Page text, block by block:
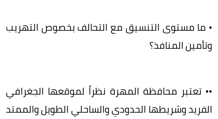
​• ما مستوى التنسيق مع التحالف بخصوص التهريب
وتأمين المنافذ؟
•• ​تعتبر محافظة المهرة نظراً لموقعها الجغرافي
الفريد وشريطها الحدودي والساحلي الطويل والممتد